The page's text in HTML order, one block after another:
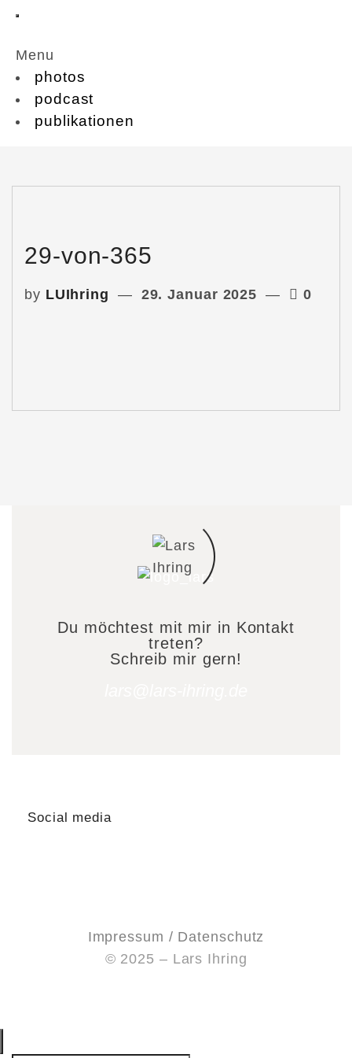
Menu
photos
podcast
publikationen
29-von-365
by LUIhring 29. Januar 2025 0
Du möchtest mit mir in Kontakt
treten?
Schreib mir gern!
Social media
Impressum / Datenschutz
© 2025 – Lars Ihring